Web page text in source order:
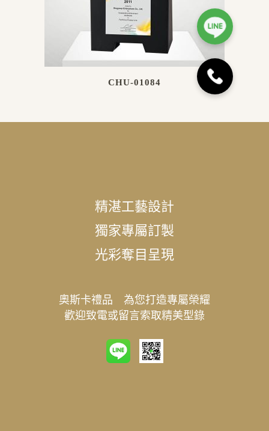
CHU-01084
精湛工藝設計
獨家專屬訂製
光彩奪目呈現
奧斯卡禮品 為您打造專屬榮耀
歡迎致電或留言索取精美型錄